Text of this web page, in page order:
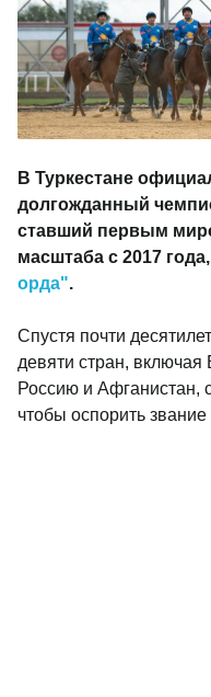
В Туркестане
долгожданный
ставший первым
масштаба с 2017
орда".
Спустя почти
девяти стран,
Россию и Афганистан,
чтобы оспорить